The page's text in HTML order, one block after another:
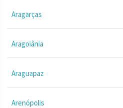
Aragarças
Aragoiânia
Araguapaz
Arenópolis